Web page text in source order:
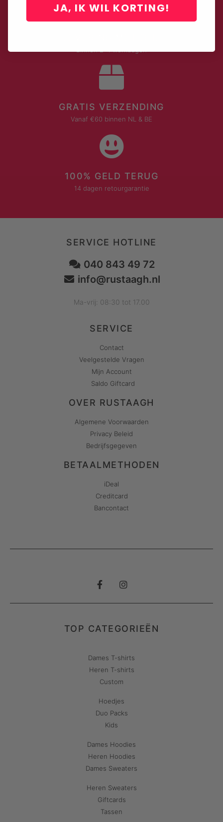
GRATIS VERZENDING
Vanaf €60 binnen NL & BE
100% GELD TERUG
14 dagen retourgarantie
SERVICE HOTLINE
040 843 49 72
info@rustaagh.nl
Ma-vrij: 08:30 tot 17.00
SERVICE
Contact
Veelgestelde Vragen
Mijn Account
Saldo Giftcard
OVER RUSTAAGH
Algemene Voorwaarden
Privacy Beleid
Bedrijfsgegeven
BETAALMETHODEN
iDeal
Creditcard
Bancontact
TOP CATEGORIEËN
Dames T-shirts
Heren T-shirts
Custom
Hoedjes
Duo Packs
Kids
Dames Hoodies
Heren Hoodies
Dames Sweaters
Heren Sweaters
Giftcards
Tassen
JA, IK WIL KORTING!